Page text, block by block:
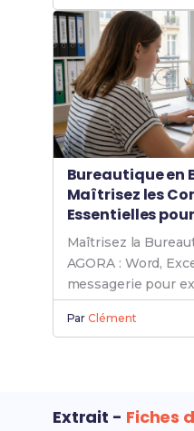
Bureautique en
Maîtrisez les
Essentielles
Maîtrisez la
AGORA : Word,
messagerie pour
ParClément
Extrait - Fiches